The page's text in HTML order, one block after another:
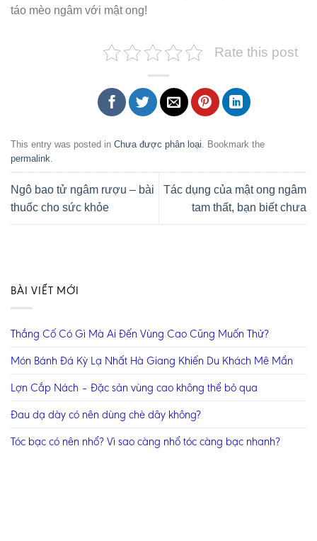
táo mèo ngâm với mật ong!
Rate this post
This entry was posted in Chưa được phân loại. Bookmark the
permalink.
Ngô bao tử ngâm rượu – bài
thuốc cho sức khỏe
Tác dụng của mật ong ngâm
tam thất, bạn biết chưa
BÀI VIẾT MỚI
Thắng Cố Có Gì Mà Ai Đến Vùng Cao Cũng Muốn Thử?
Món Bánh Đá Kỳ Lạ Nhất Hà Giang Khiến Du Khách Mê Mẩn
Lợn Cắp Nách – Đặc sản vùng cao không thể bỏ qua
Đau dạ dày có nên dùng chè dây không?
Tóc bạc có nên nhổ? Vì sao càng nhổ tóc càng bạc nhanh?